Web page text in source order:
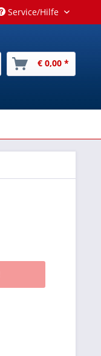
Service/Hilfe
€ 0,00 *